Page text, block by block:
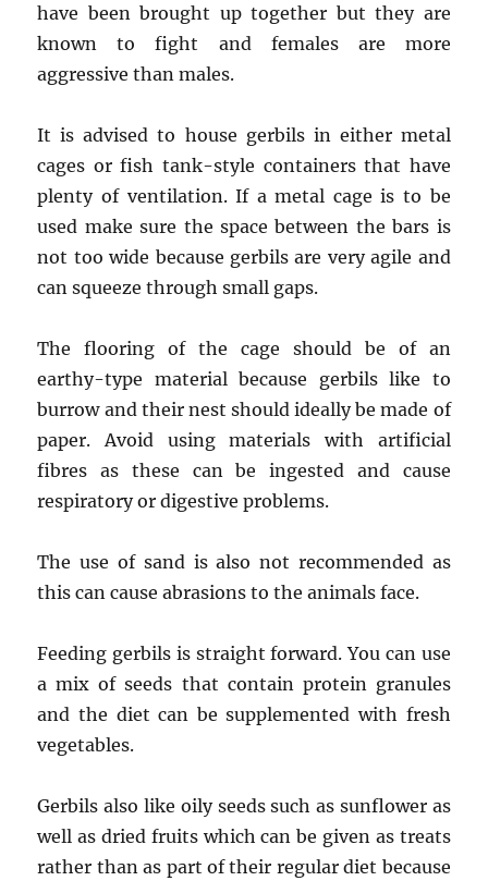
have been brought up together but they are
known to fight and females are more
aggressive than males.
It is advised to house gerbils in either metal
cages or fish tank-style containers that have
plenty of ventilation. If a metal cage is to be
used make sure the space between the bars is
not too wide because gerbils are very agile and
can squeeze through small gaps.
The flooring of the cage should be of an
earthy-type material because gerbils like to
burrow and their nest should ideally be made of
paper. Avoid using materials with artificial
fibres as these can be ingested and cause
respiratory or digestive problems.
The use of sand is also not recommended as
this can cause abrasions to the animals face.
Feeding gerbils is straight forward. You can use
a mix of seeds that contain protein granules
and the diet can be supplemented with fresh
vegetables.
Gerbils also like oily seeds such as sunflower as
well as dried fruits which can be given as treats
rather than as part of their regular diet because